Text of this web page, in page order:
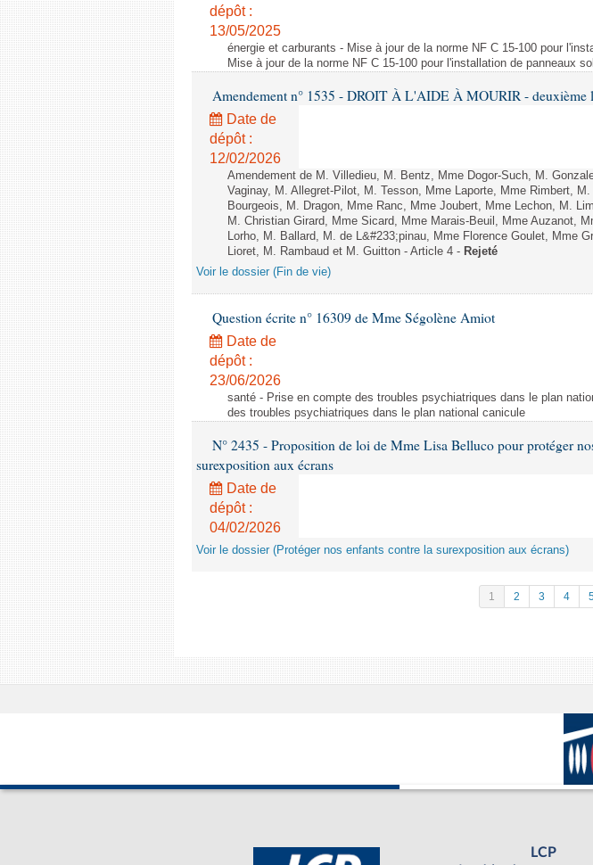
dépôt :
13/05/2025
énergie et carburants - Mise à jour de la norme NF C 15-100 pour
Mise à jour de la norme NF C 15-100 pour l'installation de panneaux
Amendement n° 1535 - DROIT À L'AIDE À MOURIR - deuxième
Date de
dépôt :
12/02/2026
Amendement de M. Villedieu, M. Bentz, Mme Dogor-Such, M.
Vaginay, M. Allegret-Pilot, M. Tesson, Mme Laporte, Mme Rimbert,
Bourgeois, M. Dragon, Mme Ranc, Mme Joubert, Mme Lechon, M.
M. Christian Girard, Mme Sicard, Mme Marais-Beuil, Mme Auzanot,
Lorho, M. Ballard, M. de L&#233;pinau, Mme Florence Goulet, Mme
Lioret, M. Rambaud et M. Guitton - Article 4 - Rejeté
Voir le dossier (Fin de vie)
Question écrite n° 16309 de Mme Ségolène Amiot
Date de
dépôt :
23/06/2026
santé - Prise en compte des troubles psychiatriques dans le plan
des troubles psychiatriques dans le plan national canicule
N° 2435 - Proposition de loi de Mme Lisa Belluco pour protéger
surexposition aux écrans
Date de
dépôt :
04/02/2026
Voir le dossier (Protéger nos enfants contre la surexposition aux écrans)
1 2 3 4
LCP